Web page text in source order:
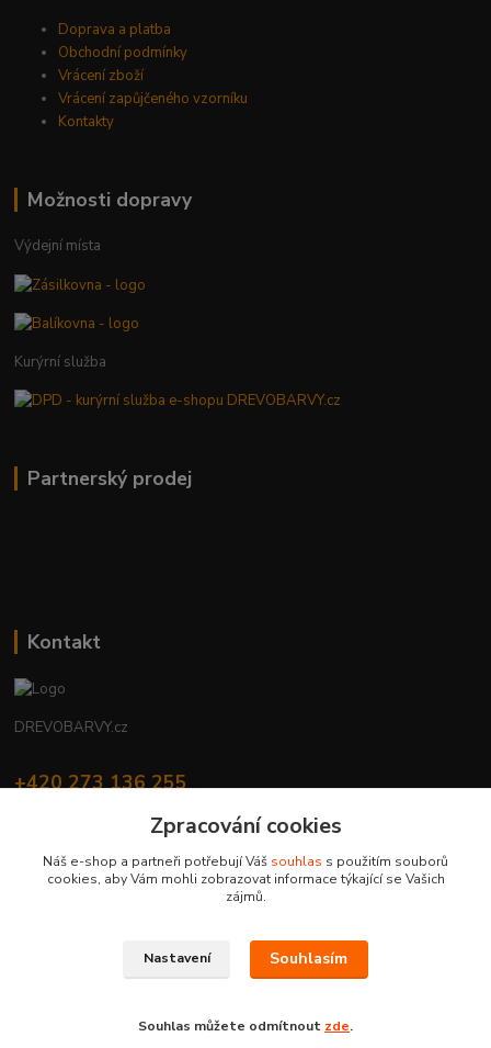
Doprava a platba
Obchodní podmínky
Vrácení zboží
Vrácení zapůjčeného vzorníku
Kontakty
Možnosti dopravy
Výdejní místa
Kurýrní služba
Partnerský prodej
Kontakt
DREVOBARVY.cz
+420 273 136 255
Vytvořeno na
Eshop-rychle.cz
Zpracování cookies
Náš e-shop a partneři potřebují Váš souhlas s použitím souborů
cookies, aby Vám mohli zobrazovat informace týkající se Vašich
zájmů.
Nastavení Souhlasím
Souhlas můžete odmítnout zde.